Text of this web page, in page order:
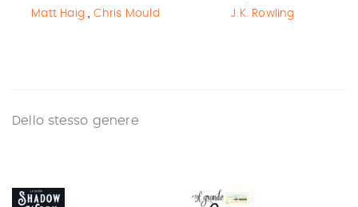
Matt Haig , Chris Mould
J.K. Rowling
Dello stesso genere